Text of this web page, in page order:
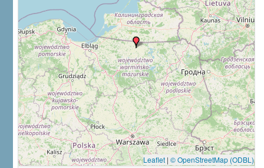
Leaflet | © OpenStreetMap (ODBL)